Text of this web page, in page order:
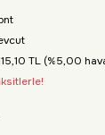
TL (%5,00